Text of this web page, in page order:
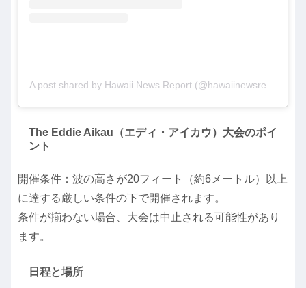
The Eddie Aikau（エディ・アイカウ）大会のポイ
ント
開催条件：波の高さが20フィート（約6メートル）以上
に達する厳しい条件の下で開催されます。
条件が揃わない場合、大会は中止される可能性があり
ます。
日程と場所